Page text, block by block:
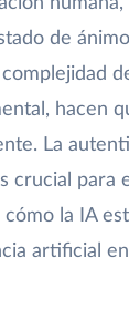
de
hacen
La
crucial para
la IA
artificial